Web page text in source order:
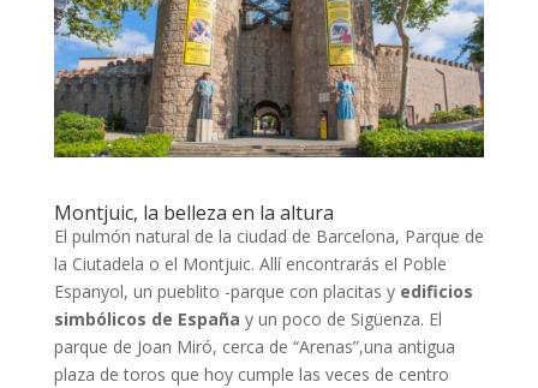
Montjuic, la belleza en la altura
El pulmón natural de la ciudad de Barcelona, Parque de
la Ciutadela o el Montjuic. Allí encontrarás el Poble
Espanyol, un pueblito -parque con placitas y edificios
simbólicos de España y un poco de Sigüenza. El
parque de Joan Miró, cerca de “Arenas”,una antigua
plaza de toros que hoy cumple las veces de centro